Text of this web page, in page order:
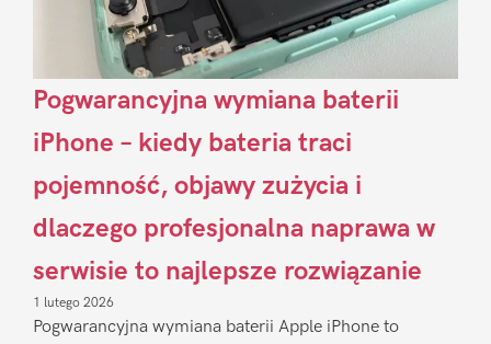
Pogwarancyjna wymiana baterii
iPhone – kiedy bateria traci
pojemność, objawy zużycia i
dlaczego profesjonalna naprawa w
serwisie to najlepsze rozwiązanie
1 lutego 2026
Pogwarancyjna wymiana baterii Apple iPhone to